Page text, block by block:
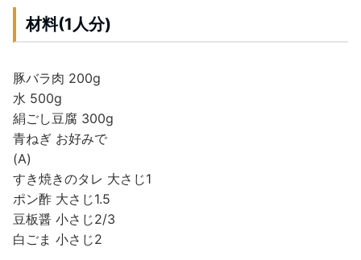
材料(1人分)
豚バラ肉 200g
水 500g
絹ごし豆腐 300g
青ねぎ お好みで
(A)
すき焼きのタレ 大さじ1
ポン酢 大さじ1.5
豆板醤 小さじ2/3
白ごま 小さじ2